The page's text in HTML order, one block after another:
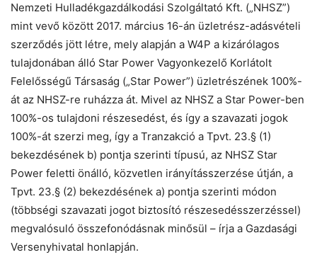
Nemzeti Hulladékgazdálkodási Szolgáltató Kft. („NHSZ”)
mint vevő között 2017. március 16-án üzletrész-adásvételi
szerződés jött létre, mely alapján a W4P a kizárólagos
tulajdonában álló Star Power Vagyonkezelő Korlátolt
Felelősségű Társaság („Star Power”) üzletrészének 100%-
át az NHSZ-re ruházza át. Mivel az NHSZ a Star Power-ben
100%-os tulajdoni részesedést, és így a szavazati jogok
100%-át szerzi meg, így a Tranzakció a Tpvt. 23.§ (1)
bekezdésének b) pontja szerinti típusú, az NHSZ Star
Power feletti önálló, közvetlen irányításszerzése útján, a
Tpvt. 23.§ (2) bekezdésének a) pontja szerinti módon
(többségi szavazati jogot biztosító részesedésszerzéssel)
megvalósuló összefonódásnak minősül – írja a Gazdasági
Versenyhivatal honlapján.